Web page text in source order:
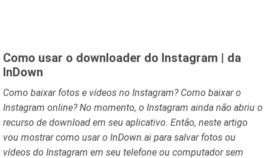
Como usar o downloader do Instagram | da
InDown
Como baixar fotos e vídeos no Instagram? Como baixar o
Instagram online? No momento, o Instagram ainda não abriu o
recurso de download em seu aplicativo. Então, neste artigo
vou mostrar como usar o InDown.ai para salvar fotos ou
vídeos do Instagram em seu telefone ou computador sem